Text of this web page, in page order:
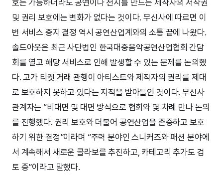
호는 가능하더라도 공연이나 전시를 만드는 제작자의 저작권
및 권리 보호에는 변화가 없다는 것이다. 무신사에 따르면 이
번 서비스 중지 결정 역시 공연산업계와의 소통 끝에 나왔다.
솔드아웃은 최근 사단법인 한국대중음악공연산업협회 간담
회를 열고 해당 서비스로 인해 발생할 수 있는 문제를 논의했
다. 고가 티켓 거래 관행이 아티스트와 제작자의 권리를 제대
로 보호하지 못하고 있다는 지적을 받아들인 것이다. 무신사
관계자는 “비대면 및 대면 방식으로 협회와 몇 차례 만나 논의
를 진행했다. 권리 보호와 더불어 공연산업을 존중하고 보호
하기 위한 결정”이라며 “주력 분야인 스니커즈와 패션 분야에
서 계속해서 새로운 콜라보를 추진하고, 카테고리 추가도 검
토 중”이라고 말했다.